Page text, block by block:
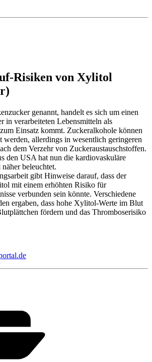
Risiken von Xylitol
genannt, handelt es sich um einen
in verarbeiteten Lebensmitteln als
Einsatz kommt. Zuckeralkohole können
werden, allerdings in wesentlich geringeren
dem Verzehr von Zuckeraustauschstoffen.
den USA hat nun die kardiovaskuläre
beleuchtet.
gibt Hinweise darauf, dass der
mit einem erhöhten Risiko für
verbunden sein könnte. Verschiedene
ergaben, dass hohe Xylitol-Werte im Blut
fördern und das Thromboserisiko